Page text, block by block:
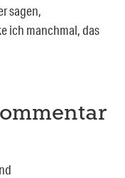
sagen,
ich manchmal, das